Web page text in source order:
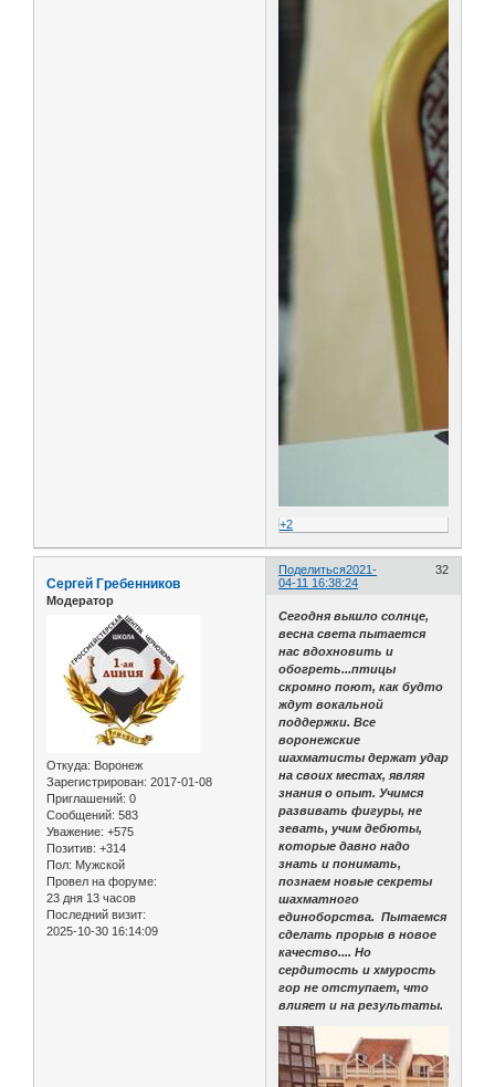
+2
Поделиться 32
2021-
04-11 16:38:24
Сергей Гребенников
Модератор
Откуда: Воронеж
Зарегистрирован: 2017-01-08
Приглашений: 0
Сообщений: 583
Уважение: +575
Позитив: +314
Пол: Мужской
Провел на форуме:
23 дня 13 часов
Последний визит:
2025-10-30 16:14:09
Сегодня вышло солнце,
весна света пытается
нас вдохновить и
обогреть...птицы
скромно поют, как будто
ждут вокальной
поддержки. Все
воронежские
шахматисты держат удар
на своих местах, являя
знания о опыт. Учимся
развивать фигуры, не
зевать, учим дебюты,
которые давно надо
знать и понимать,
познаем новые секреты
шахматного
единоборства. Пытаемся
сделать прорыв в новое
качество.... Но
сердитость и хмурость
гор не отступает, что
влияет и на результаты.